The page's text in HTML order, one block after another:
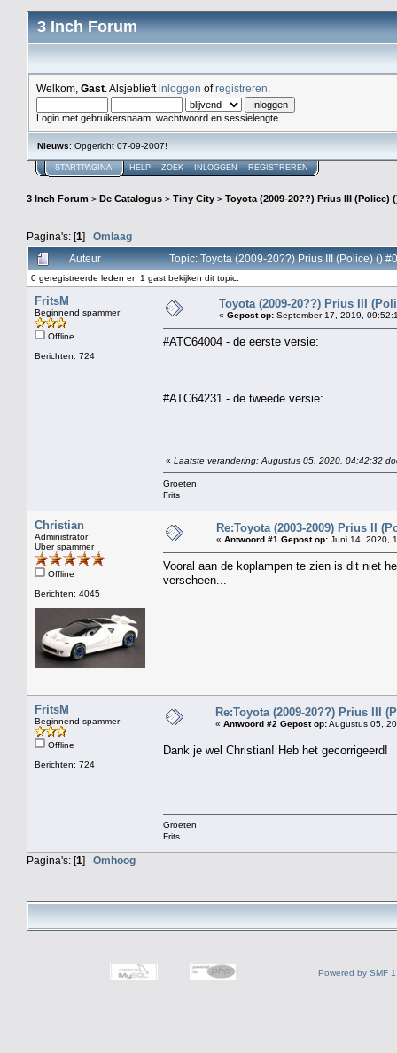
3 Inch Forum
Welkom, Gast . Alsjeblieftinloggen ofregistreren
Login met gebruikersnaam, wachtwoord en sessielengte
Nieuws: Opgericht 07-09-2007!
STARTPAGINA HELP ZOEK INLOGGEN REGISTREREN
3 Inch Forum > De Catalogus > Tiny City > Toyota (2009-20??) Prius III (Police)
Pagina's: [1] Omlaag
Auteur
Topic: Toyota (2009-20??) Prius III (Police) ()
0 geregistreerde leden en 1 gast bekijken dit topic.
FritsM
Beginnend spammer
Offline
Berichten: 724
Toyota (2009-20??) Prius III
« Gepost op: September 17, 2019,
#ATC64004 - de eerste versie:
#ATC64231 - de tweede versie:
« Laatste verandering: Augustus 05, 2020, 04:42:32
Groeten
Frits
Christian
Administrator
Uber spammer
Offline
Berichten: 4045
Re:Toyota (2003-2009) Prius II
« Antwoord #1 Gepost op: Juni 14, 2020,
Vooral aan de koplampen te zien is dit niet
verscheen...
FritsM
Beginnend spammer
Offline
Berichten: 724
Re:Toyota (2009-20??) Prius III
« Antwoord #2 Gepost op:Augustus 05,
Dank je wel Christian! Heb het gecorrigeerd!
Groeten
Frits
Pagina's: [1] Omhoog
Powered by SMF